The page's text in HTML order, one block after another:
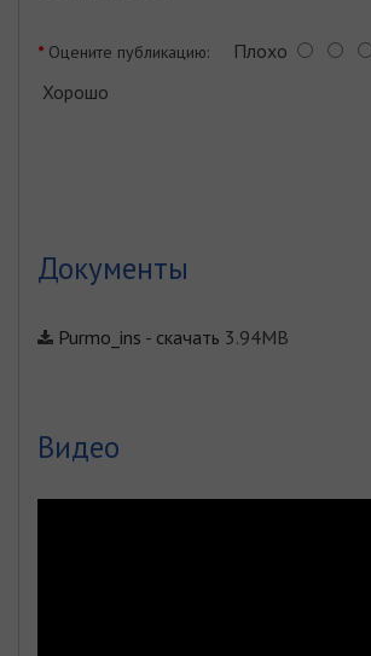
Оцените публикацию: Плохо
Хорошо
Документы
Purmo_ins - скачать 3.94MB
Видео